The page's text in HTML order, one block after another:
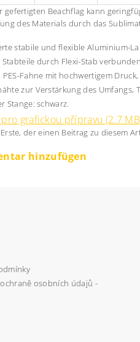
gefertigten Beachflag kann
des Materials durch das
stabile und flexible Aluminium-
Stabteile durch Flexi-Stab
PES-Fahne mit hochwertigem Druck,
zur Verstärkung des Umfangs,
Stange: schwarz.
grafickou přípravu (2.7
der einen Beitrag zu diesem
hinzufügen
osobních údajů -